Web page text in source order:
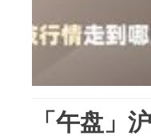
「午盘」